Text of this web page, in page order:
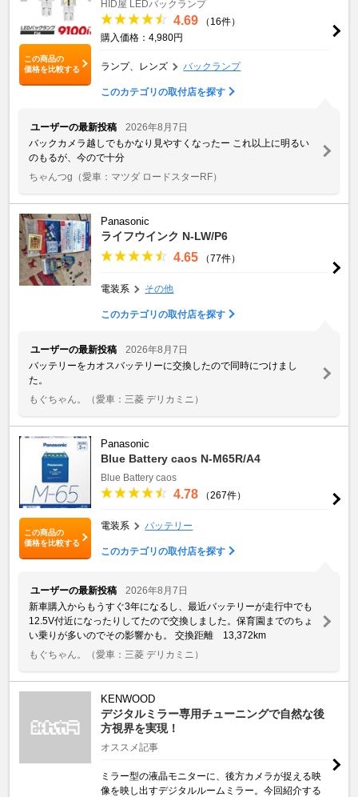
この商品の
価格を比較する
HID屋 LEDバックランプ
4.69
（16件）
購入価格：4,980円
ランプ、レンズ バックランプ
このカテゴリの取付店を探す
ユーザーの最新投稿
2026年8月7日
バックカメラ越しでもかなり見やすくなったー これ以上に明るい
のもるが、今ので十分
ちゃんつg （愛車：マツダ ロードスターRF）
Panasonic
ライフウインク N-LW/P6
4.65 （77件）
電装系 その他
このカテゴリの取付店を探す
ユーザーの最新投稿
2026年8月7日
バッテリーをカオスバッテリーに交換したので同時につけまし
た。
もぐちゃん。
（愛車：三菱 デリカミニ）
この商品の
価格を比較する
Panasonic
Blue Battery caos N-M65R/A4
Blue Battery caos
4.78 （267件）
電装系 バッテリー
このカテゴリの取付店を探す
ユーザーの最新投稿
2026年8月7日
新車購入からもうすぐ3年になるし、最近バッテリーが走行中でも
12.5V付近になったりしてたので交換しました。保育園までのちょ
い乗りが多いのでその影響かも。 交換距離 13,372km
もぐちゃん。
（愛車：三菱 デリカミニ）
KENWOOD
デジタルミラー専用チューニングで自然な後
方視界を実現！
オススメ記事
ミラー型の液晶モニターに、後方カメラが捉える映
像を映し出すデジタルルームミラー。今回紹介する